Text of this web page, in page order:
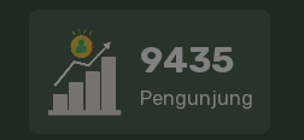
9435
Pengunjung